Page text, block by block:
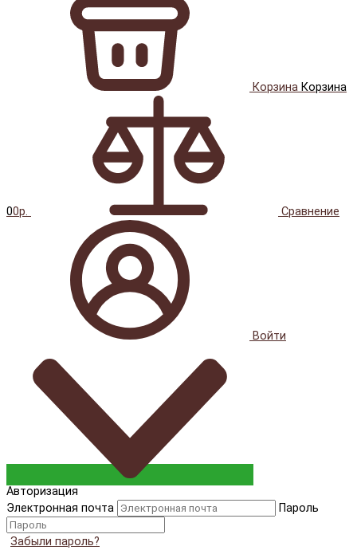
Корзина Корзина
00р. Сравнение
Войти
Авторизация
Электронная почта
Пароль
Забыли пароль?